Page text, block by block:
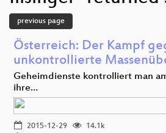
previous page
Österreich: Der Kampf
unkontrollierte
Geheimdienste kontrolliert man
ihre…
2015-12-29 14.1k